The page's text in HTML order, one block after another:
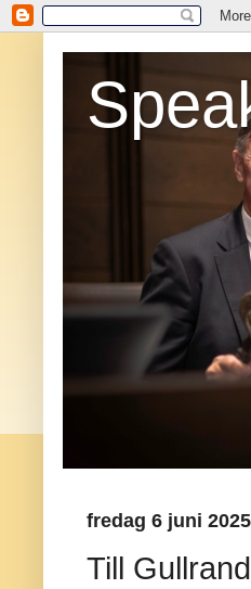
fredag 6 juni 2025
Till